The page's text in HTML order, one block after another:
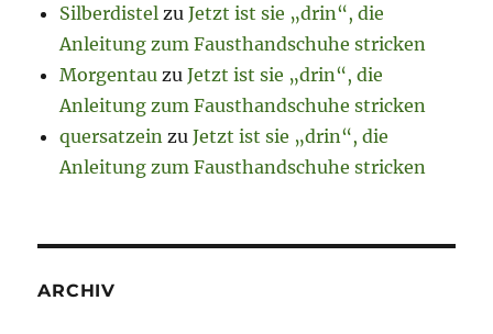
Silberdistel zuJetzt ist sie „drin“, die
Anleitung zum Fausthandschuhe stricken
Morgentau zuJetzt ist sie „drin“, die
Anleitung zum Fausthandschuhe stricken
quersatzein zuJetzt ist sie „drin“, die
Anleitung zum Fausthandschuhe stricken
ARCHIV